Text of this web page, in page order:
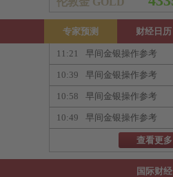
专家预测 财经日历
11:21 早间金银操作参考
10:39 早间金银操作参考
10:58 早间金银操作参考
10:49 早间金银操作参考
查看更多
国际财经